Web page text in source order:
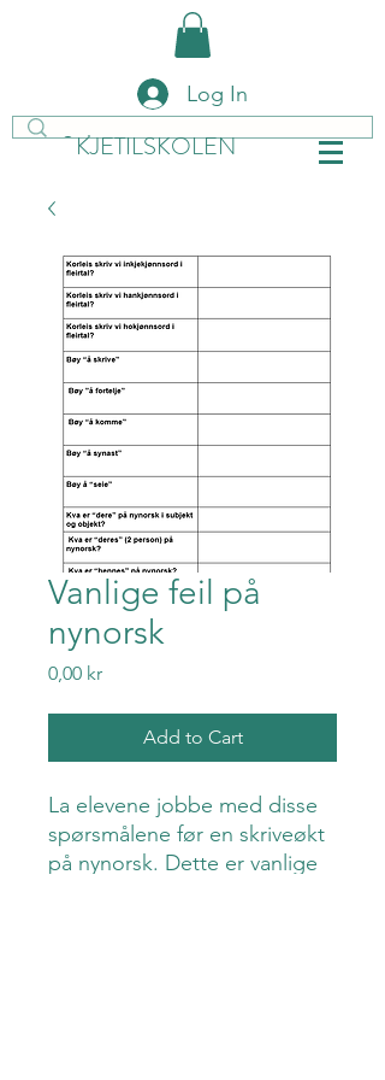
KJETILSKOLEN
Log In
Vanlige feil på
nynorsk
0,00 krPrice
Add to Cart
La elevene jobbe med disse
spørsmålene før en skriveøkt
på nynorsk. Dette er vanlige